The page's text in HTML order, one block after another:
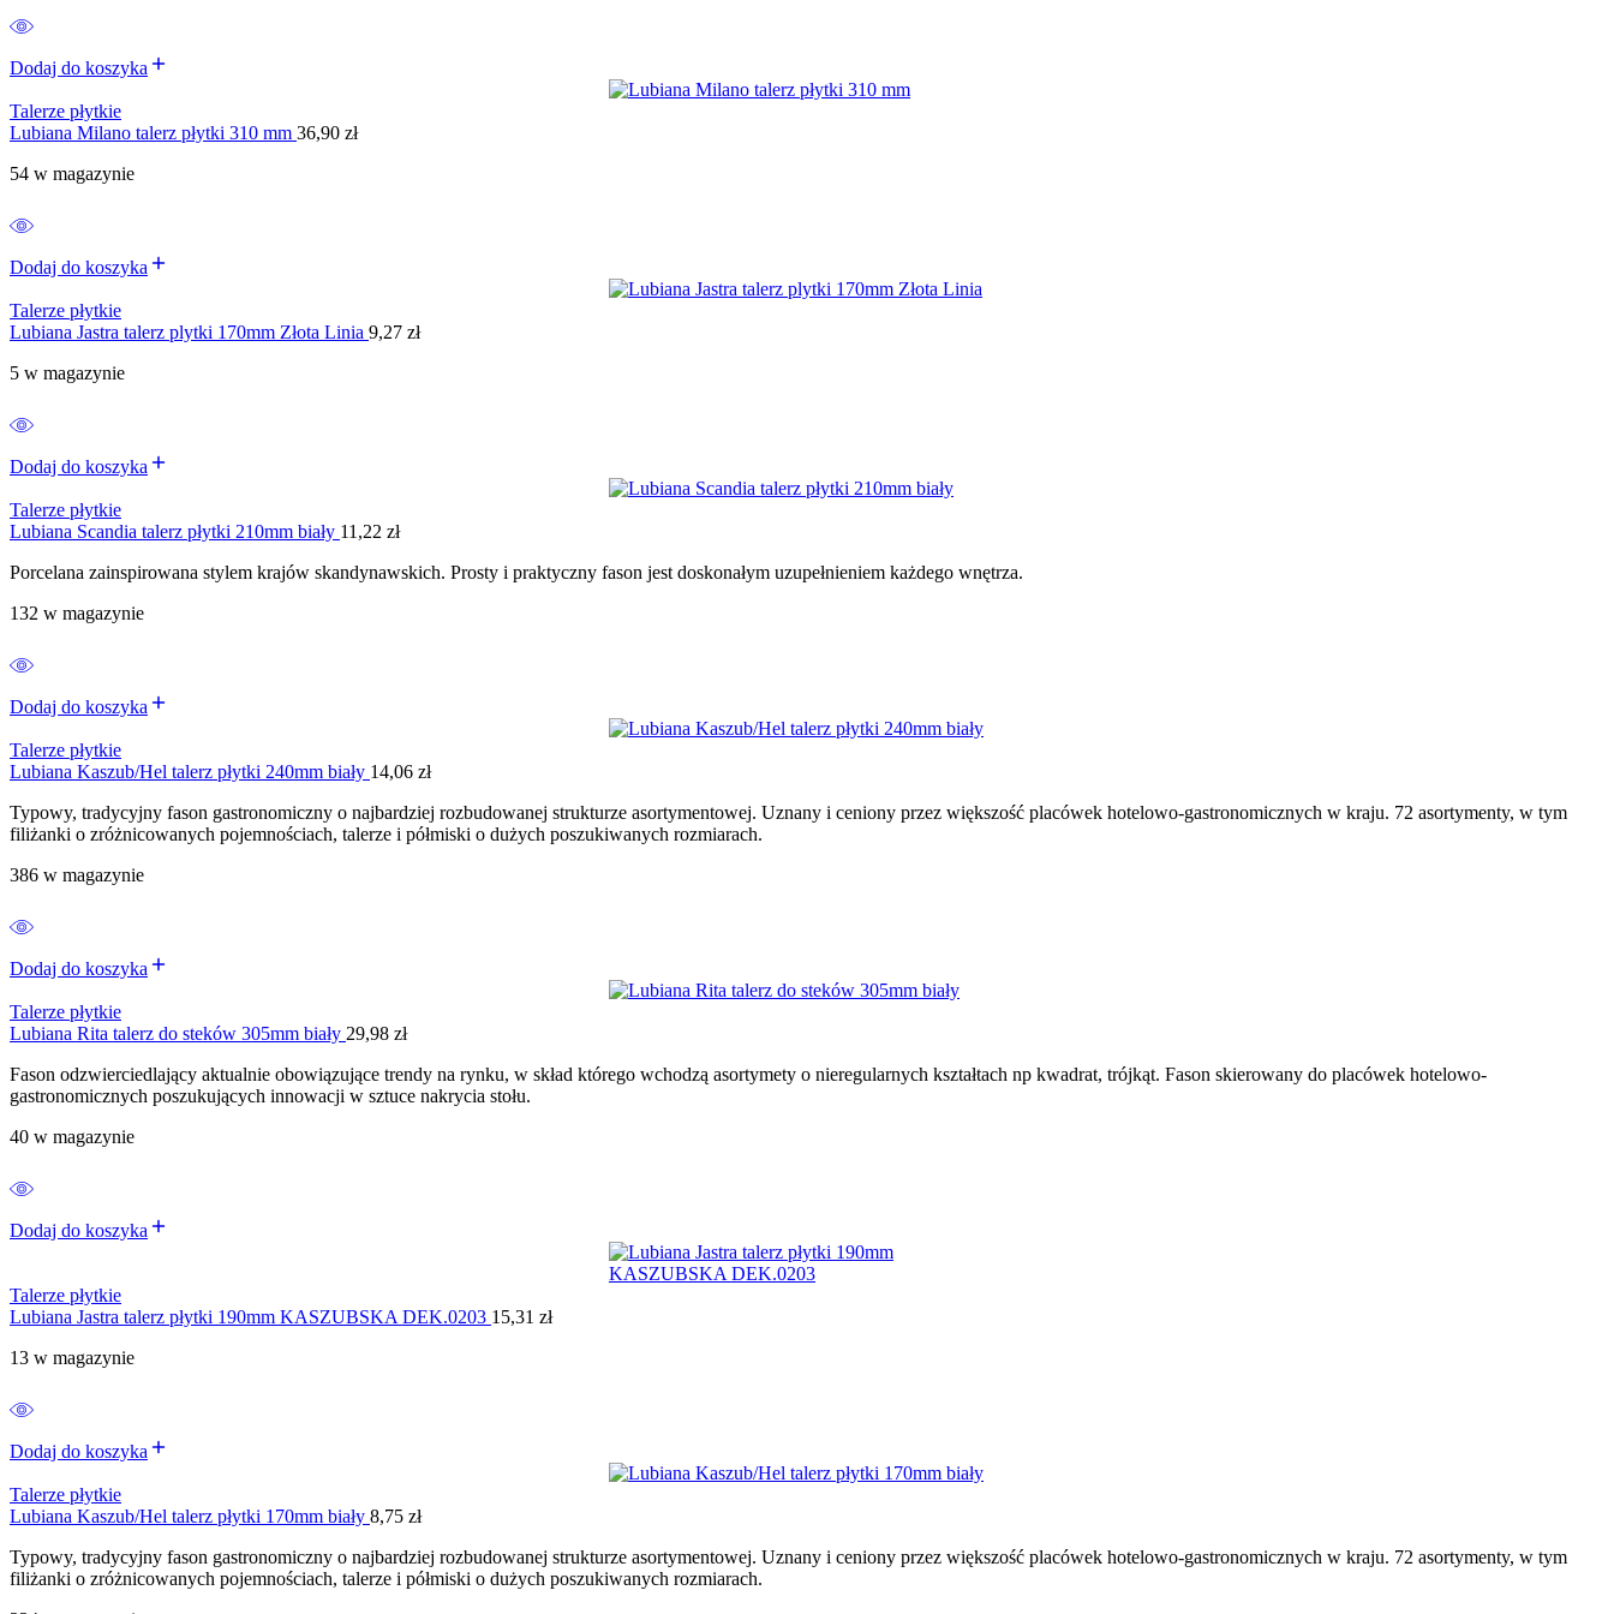
Dodaj do koszyka
Talerze płytkie
Lubiana Milano talerz płytki 310 mm 36,90 zł
54 w magazynie
Dodaj do koszyka
Talerze płytkie
Lubiana Jastra talerz plytki 170mm Złota Linia 9,27 zł
5 w magazynie
Dodaj do koszyka
Talerze płytkie
Lubiana Scandia talerz płytki 210mm biały 11,22 zł
Porcelana zainspirowana stylem krajów skandynawskich. Prosty i praktyczny fason jest doskonałym uzupełnieniem każdego wnętrza.
132 w magazynie
Dodaj do koszyka
Talerze płytkie
Lubiana Kaszub/Hel talerz płytki 240mm biały 14,06 zł
Typowy, tradycyjny fason gastronomiczny o najbardziej rozbudowanej strukturze asortymentowej. Uznany i ceniony przez większość placówek hotelowo-gastronomicznych w kraju. 72 asortymenty, w tym
filiżanki o zróżnicowanych pojemnościach, talerze i półmiski o dużych poszukiwanych rozmiarach.
386 w magazynie
Dodaj do koszyka
Talerze płytkie
Lubiana Rita talerz do steków 305mm biały 29,98 zł
Fason odzwierciedlający aktualnie obowiązujące trendy na rynku, w skład którego wchodzą asortymety o nieregularnych kształtach np kwadrat, trójkąt. Fason skierowany do placówek hotelowo-
gastronomicznych poszukujących innowacji w sztuce nakrycia stołu.
40 w magazynie
Dodaj do koszyka
Talerze płytkie
Lubiana Jastra talerz płytki 190mm KASZUBSKA DEK.0203 15,31 zł
13 w magazynie
Dodaj do koszyka
Talerze płytkie
Lubiana Kaszub/Hel talerz płytki 170mm biały 8,75 zł
Typowy, tradycyjny fason gastronomiczny o najbardziej rozbudowanej strukturze asortymentowej. Uznany i ceniony przez większość placówek hotelowo-gastronomicznych w kraju. 72 asortymenty, w tym
filiżanki o zróżnicowanych pojemnościach, talerze i półmiski o dużych poszukiwanych rozmiarach.